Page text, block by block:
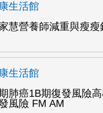
生活館
慧營養師減重與瘦瘦
生活館
肺癌1B期復發風險
風險 FM AM